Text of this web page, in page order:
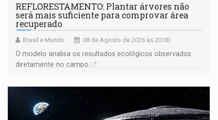
REFLORESTAMENTO: Plantar árvores não
será mais suficiente para comprovar área
recuperado
Brasil e Mundo 08 de Agosto de 2026 às 20:00
O modelo analisa os resultados ecológicos observados
diretamente no campo